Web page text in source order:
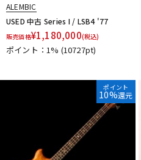
DJ機器
DTM オンライン納品
配信/ライブ機器
ALEMBIC
USED 中古 Series I / LSB4 '77
販売価格¥1,180,000(税込)
ポイント：1% (10727pt)
ポイント
10%還元